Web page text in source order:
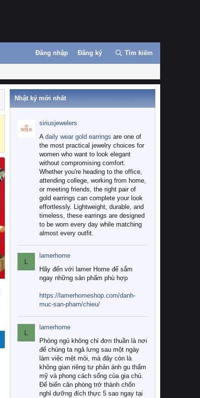
Đăng nhập Đăng ký Tìm kiếm
Nhật ký mới nhất
siriusjewelers
A daily wear gold earrings are one of
the most practical jewelry choices for
women who want to look elegant
without compromising comfort.
Whether you're heading to the office,
attending college, working from home,
or meeting friends, the right pair of
gold earrings can complete your look
effortlessly. Lightweight, durable, and
timeless, these earrings are designed
to be worn every day while matching
almost every outfit.
L
lamerhome
Hãy đến với lamer Home để sắm
ngay những sản phẩm phù hợp
https://lamerhomeshop.com/danh-
muc-san-pham/chieu/
L
lamerhome
Phòng ngủ không chỉ đơn thuần là nơi
để chúng ta ngả lưng sau một ngày
làm việc mệt mỏi, mà đây còn là
không gian riêng tư phản ánh gu thẩm
mỹ và phong cách sống của gia chủ.
Để biến căn phòng trở thành chốn
nghỉ dưỡng đích thực 5 sao ngay tại